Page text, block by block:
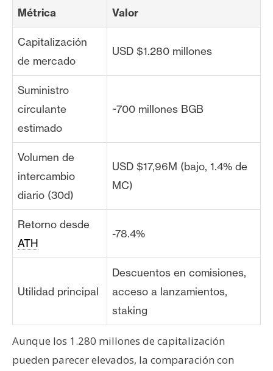
Métrica Valor
Capitalización
de mercado
USD $1.280 millones
Suministro
circulante
estimado
~700 millones BGB
Volumen de
intercambio
diario (30d)
USD $17,96M (bajo, 1.4% de
MC)
Retorno desde
ATH
-78.4%
Utilidad principal
Descuentos en comisiones,
acceso a lanzamientos,
staking
Aunque los 1.280 millones de capitalización
pueden parecer elevados, la comparación con